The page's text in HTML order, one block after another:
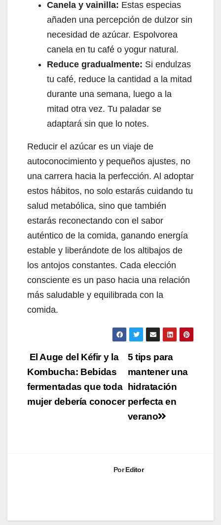
Canela y vainilla: Estas especias
añaden una percepción de dulzor sin
necesidad de azúcar. Espolvorea
canela en tu café o yogur natural.
Reduce gradualmente: Si endulzas
tu café, reduce la cantidad a la mitad
durante una semana, luego a la
mitad otra vez. Tu paladar se
adaptará sin que lo notes.
Reducir el azúcar es un viaje de
autoconocimiento y pequeños ajustes, no
una carrera hacia la perfección. Al adoptar
estos hábitos, no solo estarás cuidando tu
salud metabólica, sino que también
estarás reconectando con el sabor
auténtico de la comida, ganando energía
estable y liberándote de los altibajos de
los antojos constantes. Cada elección
consciente es un paso hacia una relación
más saludable y equilibrada con la
comida.
Navegación
de
entradas
5 tips para
mantener una
hidratación
perfecta en
verano
El Auge del Kéfir y la
Kombucha: Bebidas
fermentadas que toda
mujer debería conocer
PorEditor